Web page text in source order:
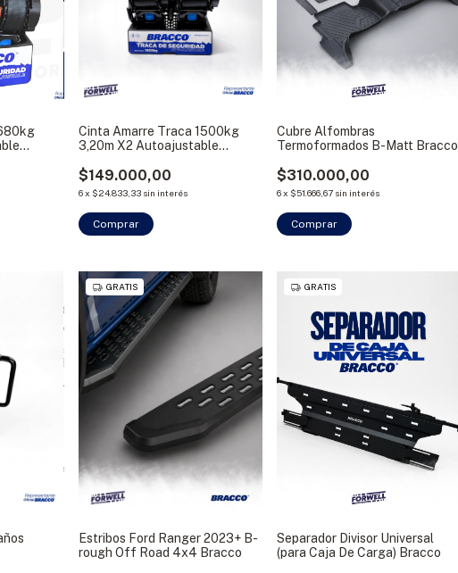
Cinta Amarre Traca 1500kg
3,20m X2 Autoajustable
$149.000,00
6x $24.833,33 sin interés
Comprar
Cubre Alfombras
Termoformados B-Matt Bracco
$310.000,00
6x $51.666,67 sin interés
Comprar
GRATIS
Estribos Ford Ranger 2023+ B-
rough Off Road 4x4 Bracco
GRATIS
Separador Divisor Universal
(para Caja De Carga) Bracco